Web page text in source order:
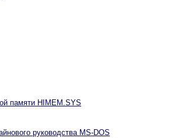
памяти HIMEM.SYS
руководства MS-DOS